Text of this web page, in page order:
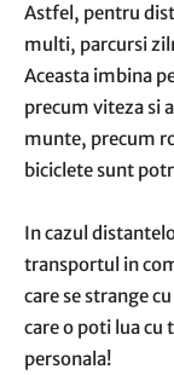
Astfel, pentru
multi, parcursi
Aceasta imbina
precum viteza si
munte, precum
biciclete sunt
In cazul
transportul in
care se strange
care o poti lua cu
personala!